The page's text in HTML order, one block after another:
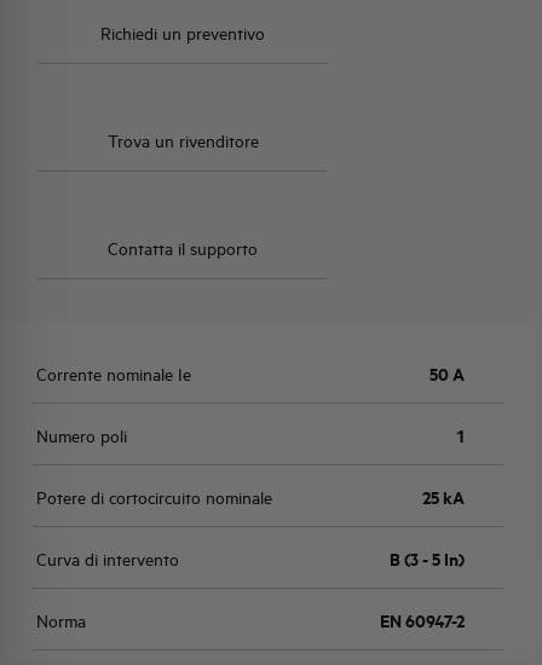
Richiedi un preventivo
Trova un rivenditore
Contatta il supporto
Corrente nominale Ie 50 A
Numero poli 1
Potere di cortocircuito nominale 25 kA
Curva di intervento B (3 - 5 In)
Norma EN 60947-2